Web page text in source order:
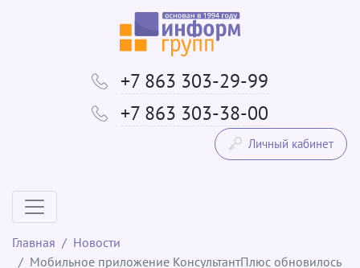
+7 863 303-29-99
+7 863 303-38-00
Личный кабинет
Главная
Новости
Мобильное приложение КонсультантПлюс обновилось